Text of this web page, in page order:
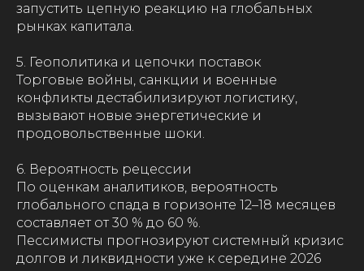
запустить цепную реакцию на глобальных
рынках капитала.
5. Геополитика и цепочки поставок
Торговые войны, санкции и военные
конфликты дестабилизируют логистику,
вызывают новые энергетические и
продовольственные шоки.
6. Вероятность рецессии
По оценкам аналитиков, вероятность
глобального спада в горизонте 12–18 месяцев
составляет от 30 % до 60 %.
Пессимисты прогнозируют системный кризис
долгов и ликвидности уже к середине 2026